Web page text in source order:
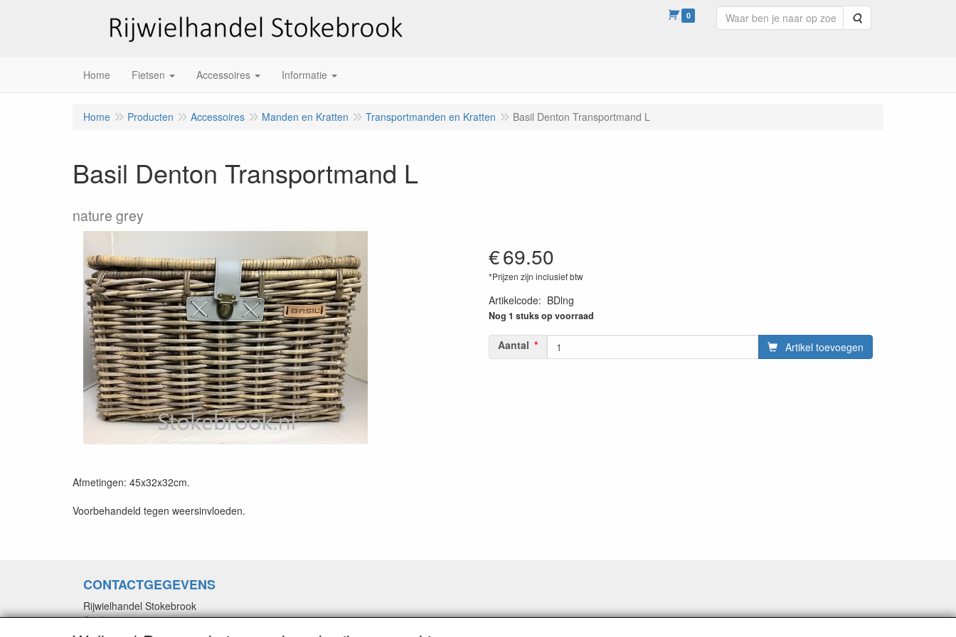
0 Zoeken
Home Fietsen Accessoires Informatie
Home Producten Accessoires Manden en Kratten Transportmanden en Kratten Basil Denton Transportmand L
Basil Denton Transportmand L
nature grey
€69.50
*Prijzen zijn inclusief btw
Artikelcode: BDlng
Nog 1 stuks op voorraad
Aantal Artikel toevoegen
Afmetingen: 45x32x32cm.
Voorbehandeld tegen weersinvloeden.
CONTACTGEGEVENS
Rijwielhandel Stokebrook
Stadsweg 27
9917 PV Wirdum (Gn.)